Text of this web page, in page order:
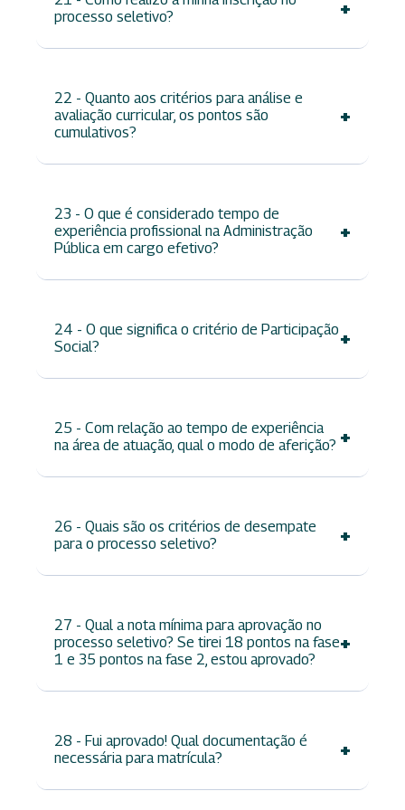
processo seletivo?
+
22 - Quanto aos critérios para análise e
avaliação curricular, os pontos são
cumulativos?
+
23 - O que é considerado tempo de
experiência profissional na Administração
Pública em cargo efetivo?
+
24 - O que significa o critério de Participação
Social?
+
25 - Com relação ao tempo de experiência
na área de atuação, qual o modo de aferição? +
26 - Quais são os critérios de desempate
para o processo seletivo?
+
27 - Qual a nota mínima para aprovação no
processo seletivo? Se tirei 18 pontos na fase
1 e 35 pontos na fase 2, estou aprovado?
+
28 - Fui aprovado! Qual documentação é
necessária para matrícula?
+